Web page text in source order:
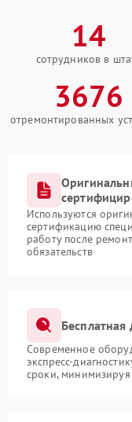
14
сотрудников в
3676
отремонтированных
Используются
сертификацию
работу после
обязательств
Современное
экспресс-
сроки, минимизируя